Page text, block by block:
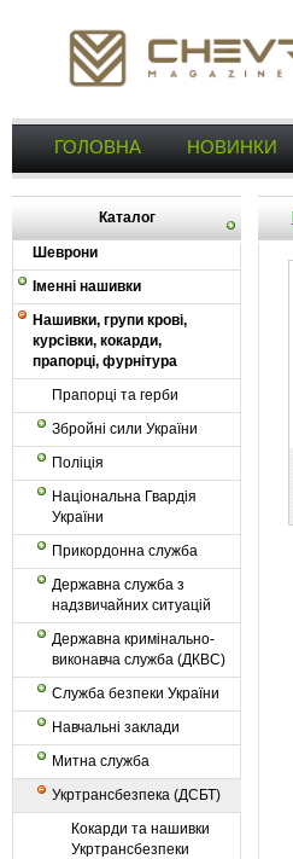
ГОЛОВНА НОВИНКИ
Каталог
Шеврони
Іменні нашивки
Нашивки, групи крові,
курсівки, кокарди,
прапорці, фурнітура
Прапорці та герби
Збройні сили України
Поліція
Національна Гвардія
України
Прикордонна служба
Державна служба з
надзвичайних ситуацій
Державна кримінально-
виконавча служба (ДКВС)
Служба безпеки України
Навчальні заклади
Митна служба
Укртрансбезпека (ДСБТ)
Кокарди та нашивки
Укртрансбезпеки